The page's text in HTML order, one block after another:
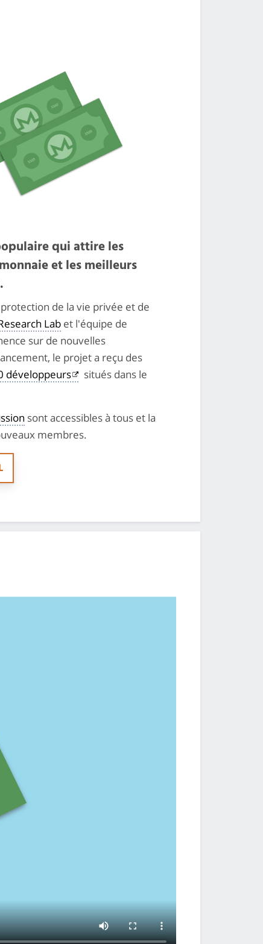
qui attire les
et les meilleurs
de la vie privée et de
Lab et l'équipe de
sur de nouvelles
le projet a reçu des
développeurs
situés dans le
sont accessibles à tous et la
membres.